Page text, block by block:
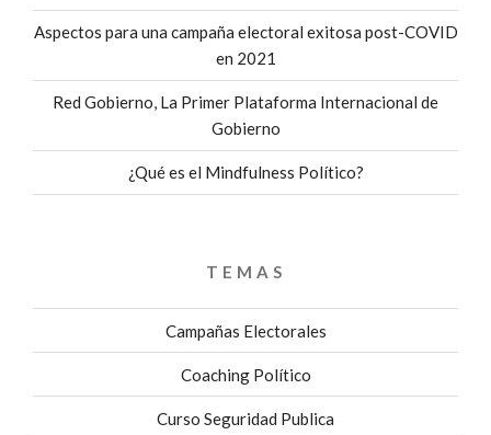
Aspectos para una campaña electoral exitosa post-COVID
en 2021
Red Gobierno, La Primer Plataforma Internacional de
Gobierno
¿Qué es el Mindfulness Político?
TEMAS
Campañas Electorales
Coaching Político
Curso Seguridad Publica